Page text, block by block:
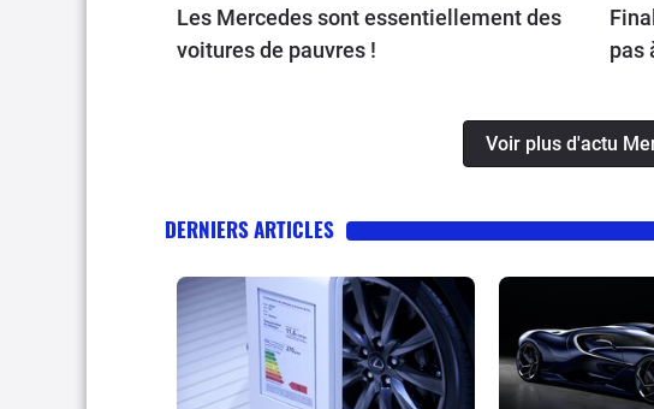
Les Mercedes sont essentiellement des
voitures de pauvres !
pas
Voir plus d'actu
DERNIERS ARTICLES